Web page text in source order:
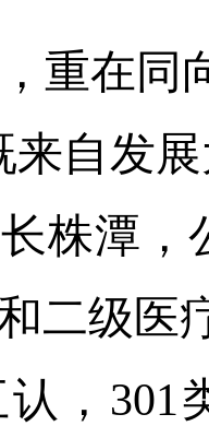
重在同
来自发
株潭
二级医
，301